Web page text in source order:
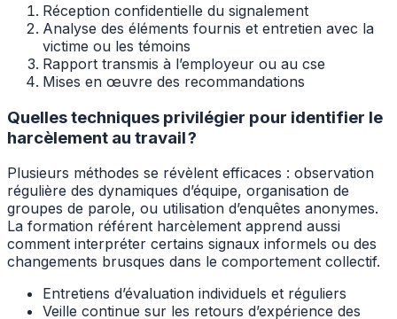
Réception confidentielle du signalement
Analyse des éléments fournis et entretien avec la
victime ou les témoins
Rapport transmis à l’employeur ou au cse
Mises en œuvre des recommandations
Quelles techniques privilégier pour identifier le
harcèlement au travail ?
Plusieurs méthodes se révèlent efficaces : observation
régulière des dynamiques d’équipe, organisation de
groupes de parole, ou utilisation d’enquêtes anonymes.
La formation référent harcèlement apprend aussi
comment interpréter certains signaux informels ou des
changements brusques dans le comportement collectif.
Entretiens d’évaluation individuels et réguliers
Veille continue sur les retours d’expérience des